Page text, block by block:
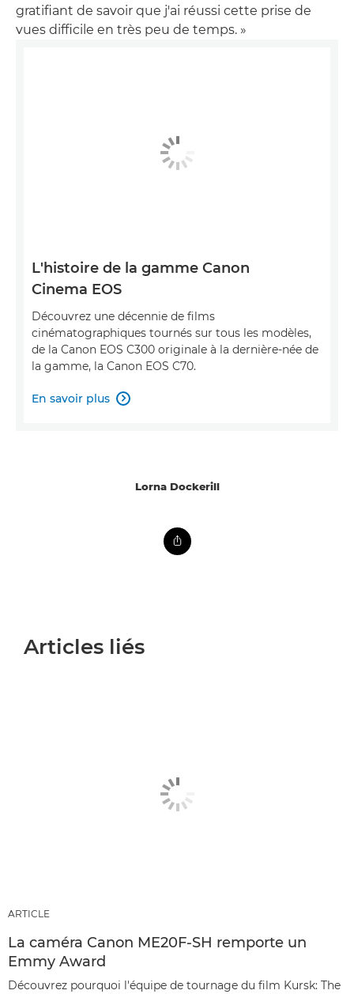
gratifiant de savoir que j'ai réussi cette prise de
vues difficile en très peu de temps. »
L'histoire de la gamme Canon
Cinema EOS
Découvrez une décennie de films
cinématographiques tournés sur tous les modèles,
de la Canon EOS C300 originale à la dernière-née de
la gamme, la Canon EOS C70.
En savoir plus 
Lorna Dockerill
Articles liés
ARTICLE
La caméra Canon ME20F-SH remporte un
Emmy Award
Découvrez pourquoi l'équipe de tournage du film Kursk: The